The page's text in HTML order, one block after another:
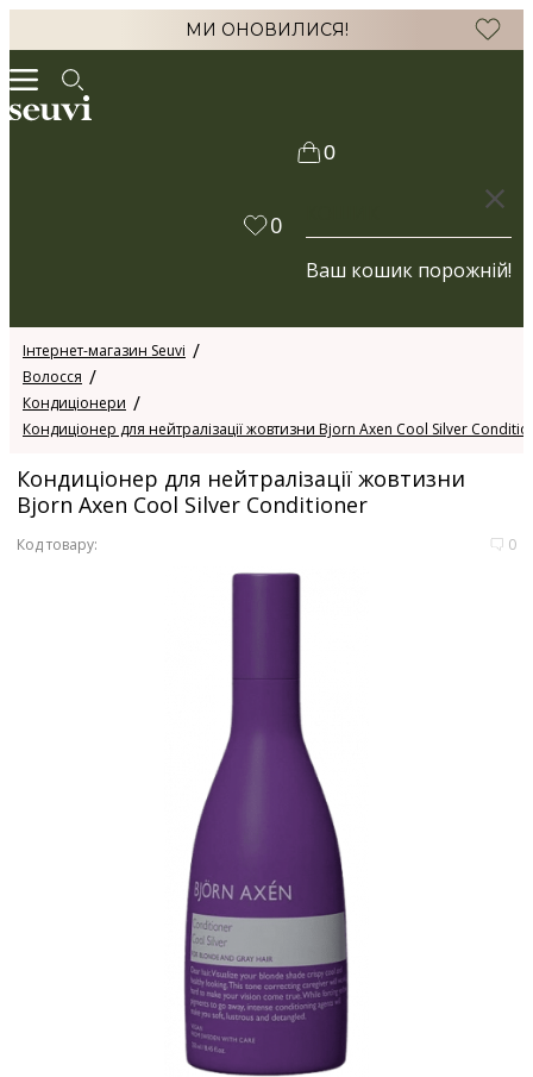
МИ ОНОВИЛИСЯ!
0
0
Ваш кошик порожній!
Інтернет-магазин Seuvi
Волосся
Кондиціонери
Кондиціонер для нейтралізації жовтизни Bjorn Axen Cool Silver
Кондиціонер для нейтралізації жовтизни
Bjorn Axen Cool Silver Conditioner
Код товару: 0